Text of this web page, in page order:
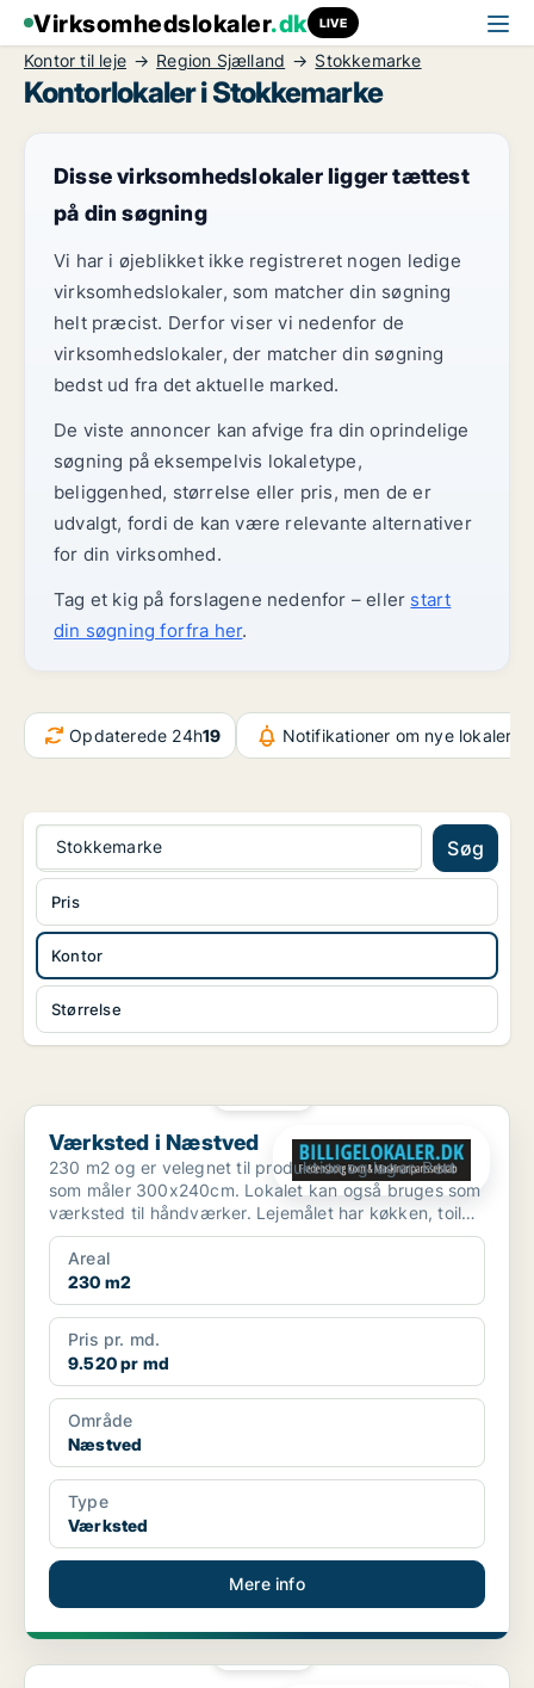
Virksomhedslokaler.dk LIVE
Kontor til leje Region Sjælland Stokkemarke
Kontorlokaler i Stokkemarke
Disse virksomhedslokaler ligger tættest
på din søgning
Vi har i øjeblikket ikke registreret nogen ledige
virksomhedslokaler, som matcher din søgning
helt præcist. Derfor viser vi nedenfor de
virksomhedslokaler, der matcher din søgning
bedst ud fra det aktuelle marked.
De viste annoncer kan afvige fra din oprindelige
søgning på eksempelvis lokaletype,
beliggenhed, størrelse eller pris, men de er
udvalgt, fordi de kan være relevante alternativer
for din virksomhed.
Tag et kig på forslagene nedenfor – eller start
din søgning forfra her.
Opdaterede 24h19 Notifikationer om nye lokaler
Stokkemarke Søg
Kontor
Størrelse
Pris
Værksted i Næstved
Værksted i Næstved
230 m2 og er velegnet til produktion og lager. Port
som måler 300x240cm. Lokalet kan også bruges som
værksted til håndværker. Lejemålet har køkken, toilet
og...
Areal
230 m2
Pris pr. md.
9.520 pr md
Område
Næstved
Type
Værksted
Mere info
Restaurant i Væggerløse